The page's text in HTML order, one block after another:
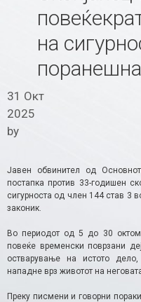
на
31 Окт
2025
by
Јавен обвинител од
постапка против 33-годишен
сигурноста од член 144 став 3
законик.
Во периодот од 5 до 30
повеќе временски поврзани
остварување на истото
нападне врз животот на
Преку писмени и говорни